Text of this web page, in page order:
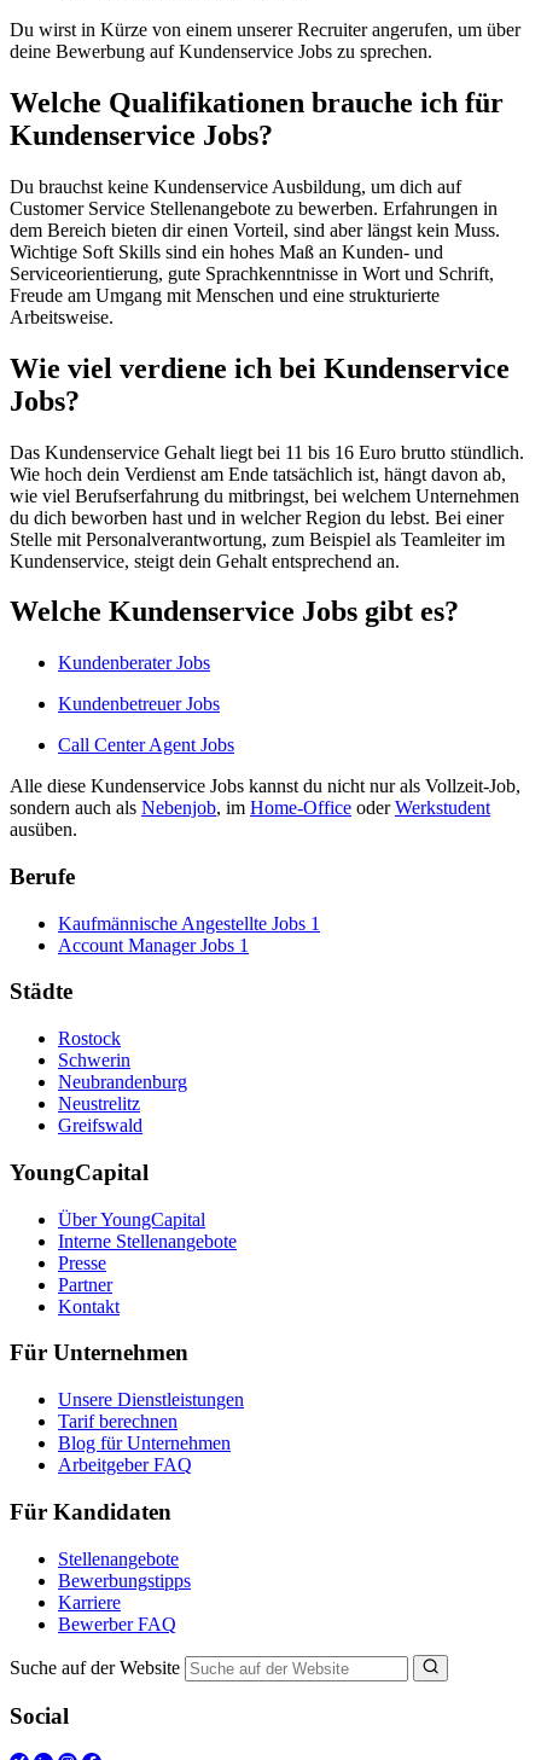
Du wirst in Kürze von einem unserer Recruiter angerufen, um über
deine Bewerbung auf Kundenservice Jobs zu sprechen.
Welche Qualifikationen brauche ich für
Kundenservice Jobs?
Du brauchst keine Kundenservice Ausbildung, um dich auf
Customer Service Stellenangebote zu bewerben. Erfahrungen in
dem Bereich bieten dir einen Vorteil, sind aber längst kein Muss.
Wichtige Soft Skills sind ein hohes Maß an Kunden- und
Serviceorientierung, gute Sprachkenntnisse in Wort und Schrift,
Freude am Umgang mit Menschen und eine strukturierte
Arbeitsweise.
Wie viel verdiene ich bei Kundenservice
Jobs?
Das Kundenservice Gehalt liegt bei 11 bis 16 Euro brutto stündlich.
Wie hoch dein Verdienst am Ende tatsächlich ist, hängt davon ab,
wie viel Berufserfahrung du mitbringst, bei welchem Unternehmen
du dich beworben hast und in welcher Region du lebst. Bei einer
Stelle mit Personalverantwortung, zum Beispiel als Teamleiter im
Kundenservice, steigt dein Gehalt entsprechend an.
Welche Kundenservice Jobs gibt es?
Kundenberater Jobs
Kundenbetreuer Jobs
Call Center Agent Jobs
Alle diese Kundenservice Jobs kannst du nicht nur als Vollzeit-Job,
sondern auch als Nebenjob, im Home-Office oderWerkstudent
ausüben.
Berufe
Kaufmännische Angestellte Jobs 1
Account Manager Jobs 1
Städte
Rostock
Schwerin
Neubrandenburg
Neustrelitz
Greifswald
YoungCapital
Über YoungCapital
Interne Stellenangebote
Presse
Partner
Kontakt
Für Unternehmen
Unsere Dienstleistungen
Tarif berechnen
Blog für Unternehmen
Arbeitgeber FAQ
Für Kandidaten
Stellenangebote
Bewerbungstipps
Karriere
Bewerber FAQ
Suche auf der Website
Social